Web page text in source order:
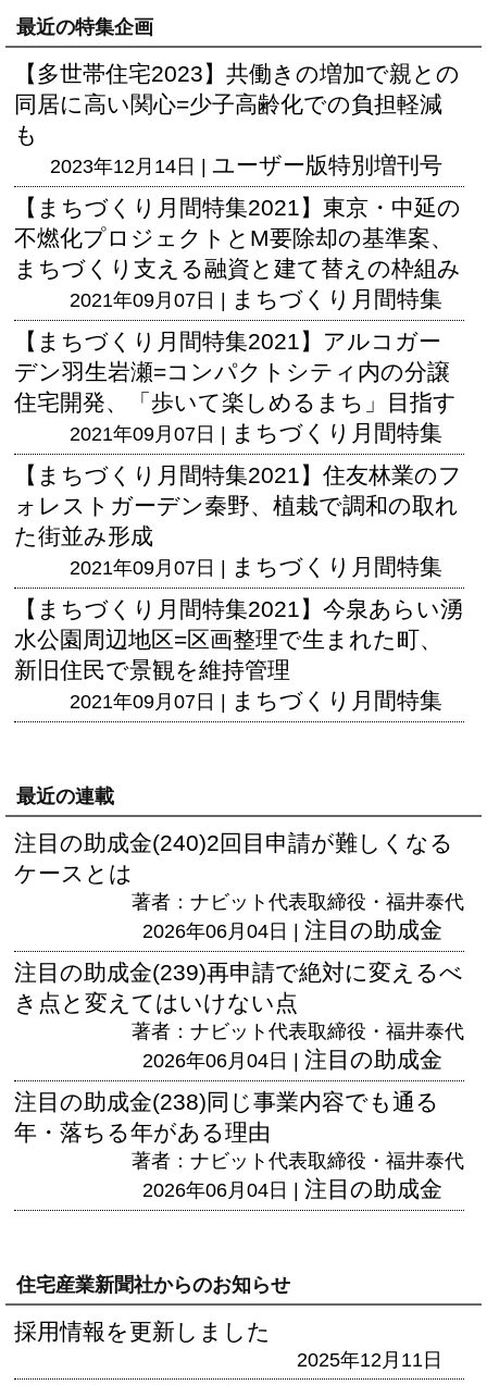
最近の特集企画
【多世帯住宅2023】共働きの増加で親との
同居に高い関心=少子高齢化での負担軽減
も
2023年12月14日 | ユーザー版特別増刊号
【まちづくり月間特集2021】東京・中延の
不燃化プロジェクトとM要除却の基準案、
まちづくり支える融資と建て替えの枠組み
2021年09月07日 | まちづくり月間特集
【まちづくり月間特集2021】アルコガー
デン羽生岩瀬=コンパクトシティ内の分譲
住宅開発、「歩いて楽しめるまち」目指す
2021年09月07日 | まちづくり月間特集
【まちづくり月間特集2021】住友林業のフ
ォレストガーデン秦野、植栽で調和の取れ
た街並み形成
2021年09月07日 | まちづくり月間特集
【まちづくり月間特集2021】今泉あらい湧
水公園周辺地区=区画整理で生まれた町、
新旧住民で景観を維持管理
2021年09月07日 | まちづくり月間特集
最近の連載
注目の助成金(240)2回目申請が難しくなる
ケースとは
著者：ナビット代表取締役・福井泰代
2026年06月04日 | 注目の助成金
注目の助成金(239)再申請で絶対に変えるべ
き点と変えてはいけない点
著者：ナビット代表取締役・福井泰代
2026年06月04日 | 注目の助成金
注目の助成金(238)同じ事業内容でも通る
年・落ちる年がある理由
著者：ナビット代表取締役・福井泰代
2026年06月04日 | 注目の助成金
住宅産業新聞社からのお知らせ
採用情報を更新しました
2025年12月11日